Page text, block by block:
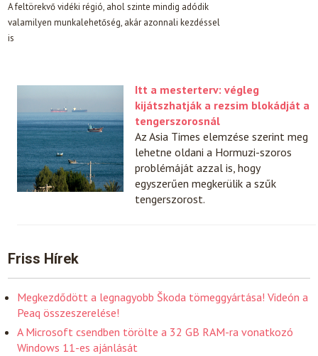
A feltörekvő vidéki régió, ahol szinte mindig adódik
valamilyen munkalehetőség, akár azonnali kezdéssel
is
Itt a mesterterv: végleg
kijátszhatják a rezsim blokádját a
tengerszorosnál
Az Asia Times elemzése szerint meg
lehetne oldani a Hormuzi-szoros
problémáját azzal is, hogy
egyszerűen megkerülik a szűk
tengerszorost.
Friss Hírek
Megkezdődött a legnagyobb Škoda tömeggyártása! Videón a
Peaq összeszerelése!
A Microsoft csendben törölte a 32 GB RAM-ra vonatkozó
Windows 11-es ajánlását